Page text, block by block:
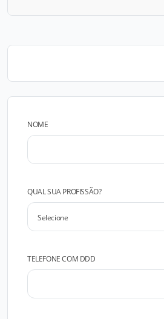
NOME
QUAL SUA PROFISSÃO?
TELEFONE COM DDD